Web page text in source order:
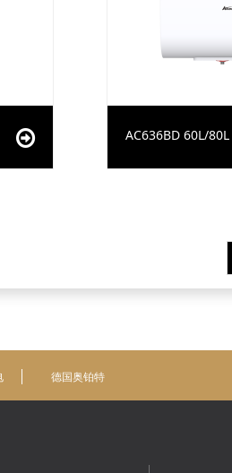
AC636BD 60L/80L
德国奥铂特